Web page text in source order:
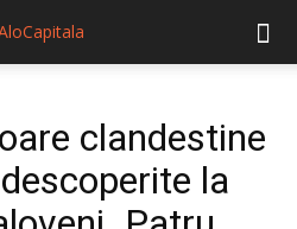
clandestine
la